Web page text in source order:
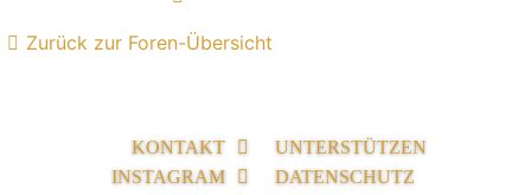
Zurück zur Foren-Übersicht
KONTAKT
INSTAGRAM
UNTERSTÜTZEN
DATENSCHUTZ